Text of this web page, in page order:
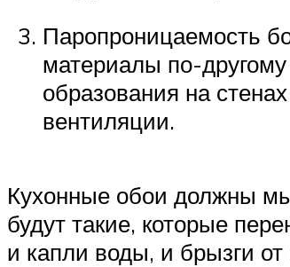
Паропроницаемость
материалы по-
образования на
вентиляции.
Кухонные обои должны
будут такие, которые
и капли воды, и брызги